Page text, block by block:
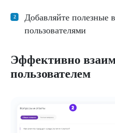
Добавляйте полезные
пользователями
Эффективно
пользователем